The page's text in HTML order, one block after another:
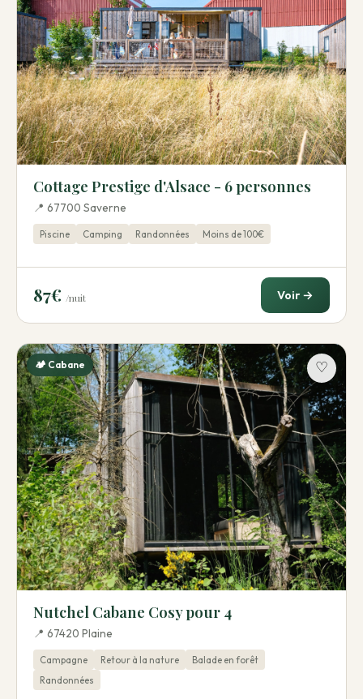
Cottage Prestige d'Alsace - 6 personnes
📍 67700 Saverne
Piscine Camping Randonnées Moins de 100€
87€ /nuit Voir →
♡
🏕️ Cabane
Nutchel Cabane Cosy pour 4
📍 67420 Plaine
Campagne Retour à la nature
Balade en forêt
Randonnées